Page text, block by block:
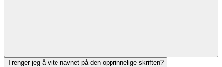
Trenger jeg å vite navnet på den opprinnelige skriften?